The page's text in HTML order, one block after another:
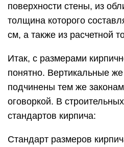
поверхности стены, из
толщина которого
см, а также из расчетной
Итак, с размерами
понятно. Вертикальные
подчинены тем же
оговоркой. В
стандартов кирпича:
Стандарт размеров